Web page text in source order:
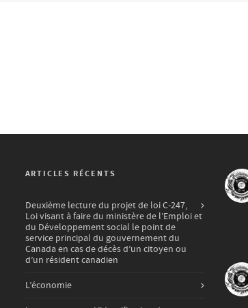
ARTICLES RÉCENTS
Deuxième lecture du projet de loi C-247,
Loi visant à faire du ministère de l’Emploi et
du Développement social le point de
service principal du gouvernement du
Canada en cas de décès d’un citoyen ou
d’un résident canadien
L’économie